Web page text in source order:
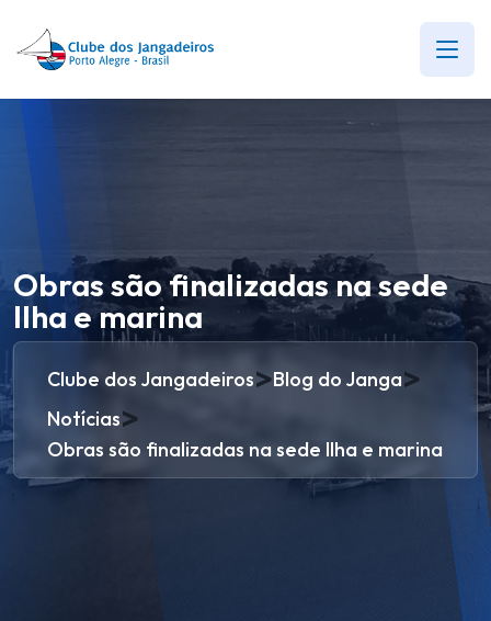
Obras são finalizadas na sede
Ilha e marina
Clube dos Jangadeiros>Blog do Janga>
Notícias>
Obras são finalizadas na sede Ilha e marina